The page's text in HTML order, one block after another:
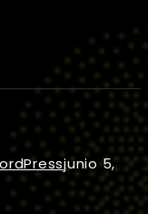
junio 5,